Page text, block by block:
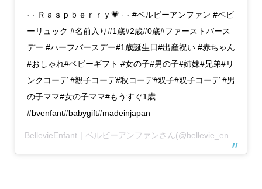
· · Ｒａｓｐｂｅｒｒｙ💗 · · #ベルビーアンファン #ベビ
ーリュック #名前入り#1歳#2歳#0歳#ファーストバース
デー #ハーフバースデー#1歳誕生日#出産祝い #赤ちゃん
#おしゃれ#ベビーギフト #女の子#男の子#姉妹#兄弟#リ
ンクコーデ #親子コーデ#秋コーデ#双子#双子コーデ #男
の子ママ#女の子ママ#もうすぐ1歳
#bvenfant#babygift#madeinjapan
BellevieEnfant｜ベルビーアンファンさん(@bellevie_enfant)がシェアした投稿 –